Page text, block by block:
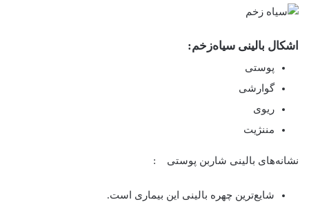
اشکال بالینی سیاه‌زخم:
پوستی
گوارشی
ریوی
مننژیت
نشانه‌های بالینی شاربن پوستی :
شایع‌ترین چهره بالینی این بیماری است.